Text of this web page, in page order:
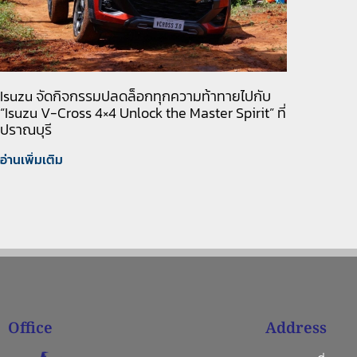
Isuzu จัดกิจกรรมปลดล็อกทุกความท้าทายไปกับ
“Isuzu V-Cross 4×4 Unlock the Master Spirit” ที่
ปราณบุรี
อ่านเพิ่มเติม
Office Address